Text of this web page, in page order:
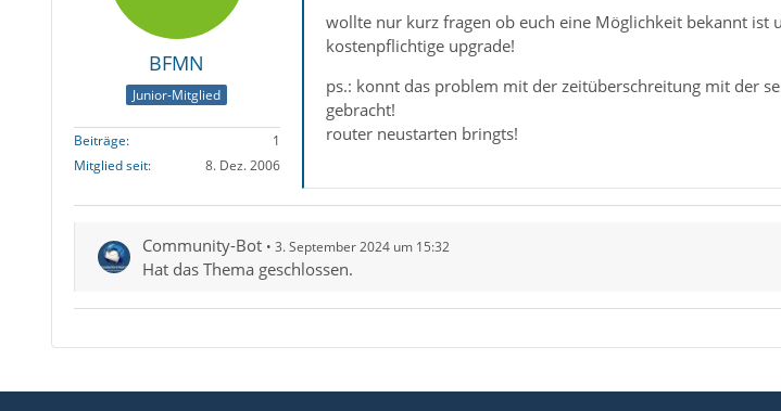
BFMN
Junior-Mitglied
Beiträge
1
Mitglied seit
8. Dez. 2006
wollte nur kurz fragen ob euch eine Möglichkeit bekannt ist
kostenpflichtige upgrade!
ps.: konnt das problem mit der zeitüberschreitung mit der
gebracht!
router neustarten bringts!
Community-Bot 3. September 2024 um 15:32
Hat das Thema geschlossen.